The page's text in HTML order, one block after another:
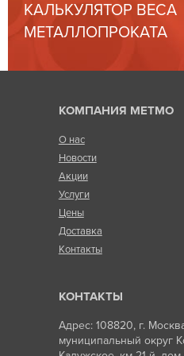
КАЛЬКУЛЯТОР ВЕСА
МЕТАЛЛОПРОКАТА
КОМПАНИЯ МЕТМО
О нас
Новости
Акции
Услуги
Цены
Доставка
Контакты
КОНТАКТЫ
Адрес: 108820, г.
муниципальный округ